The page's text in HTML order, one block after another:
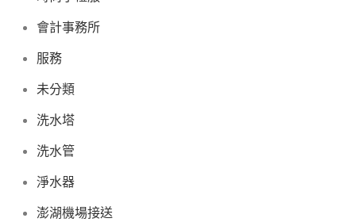
會計事務所
服務
未分類
洗水塔
洗水管
淨水器
澎湖機場接送